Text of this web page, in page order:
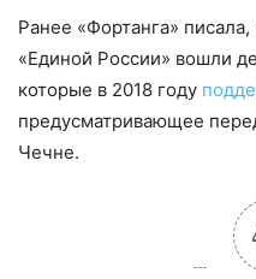
Ранее «Фортанга»
«Единой России» вошли
которые в 2018 году
предусматривающее
Чечне.